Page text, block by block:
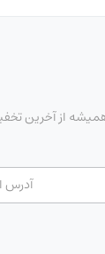
همیشه از آخرین